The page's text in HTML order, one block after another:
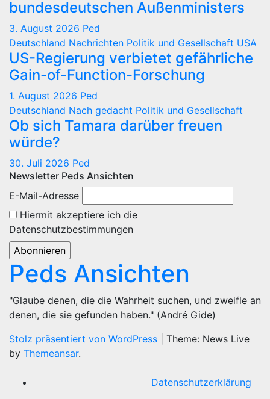
bundesdeutschen Außenministers
3. August 2026 Ped
Deutschland Nachrichten Politik und Gesellschaft USA
US-Regierung verbietet gefährliche
Gain-of-Function-Forschung
1. August 2026 Ped
Deutschland Nach gedacht Politik und Gesellschaft
Ob sich Tamara darüber freuen
würde?
30. Juli 2026 Ped
Newsletter Peds Ansichten
E-Mail-Adresse
Hiermit akzeptiere ich die
Datenschutzbestimmungen
Peds Ansichten
"Glaube denen, die die Wahrheit suchen, und zweifle an
denen, die sie gefunden haben." (André Gide)
Stolz präsentiert von WordPress
Theme: News Live
by Themeansar.
Datenschutzerklärung